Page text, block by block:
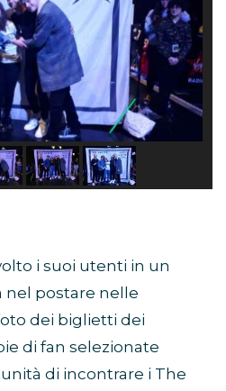
i suoi utenti in un
nel postare nelle
dei biglietti dei
di fan selezionate
di incontrare i The